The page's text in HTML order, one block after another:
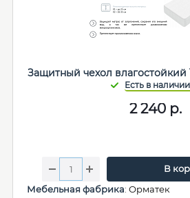
Защитный чехол влагостойкий
2 240 р.
В
Мебельная фабрика: Орматек